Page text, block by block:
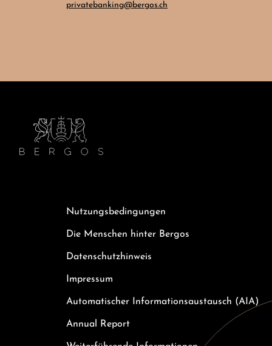
privatebanking@bergos.ch
Nutzungsbedingungen
Die Menschen hinter Bergos
Datenschutzhinweis
Impressum
Automatischer Informationsaustausch (AIA)
Annual Report